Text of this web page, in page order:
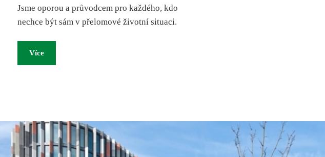
Jsme oporou a průvodcem pro každého, kdo
nechce být sám v přelomové životní situaci.
Více